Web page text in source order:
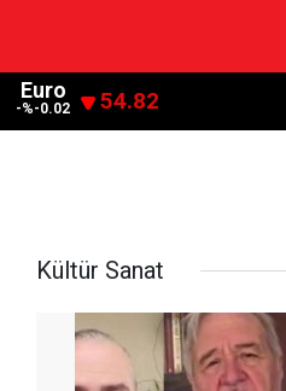
Euro
-%-0.02 54.82
Kültür Sanat